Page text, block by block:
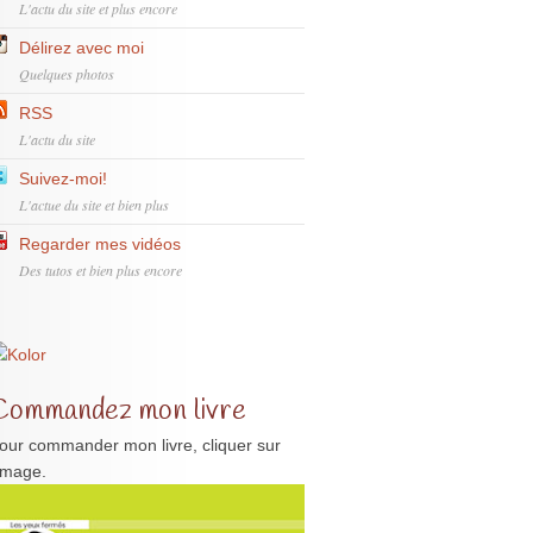
L'actu du site et plus encore
Délirez avec moi
Quelques photos
RSS
L'actu du site
Suivez-moi!
L'actue du site et bien plus
Regarder mes vidéos
Des tutos et bien plus encore
mon livre
commander mon livre, cliquer sur